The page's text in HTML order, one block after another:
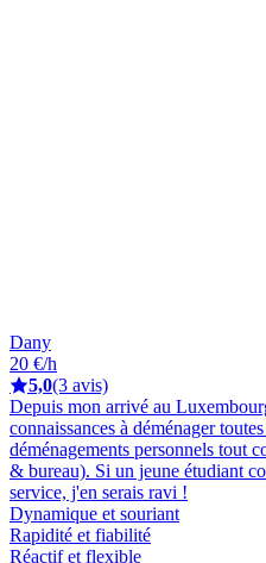
Dany
20 €/h
5,0(3 avis)
Depuis mon arrivé au
connaissances à déménager
déménagements personnels tout
& bureau). Si un jeune étudiant
service, j'en serais ravi !
Dynamique et souriant
Rapidité et fiabilité
Réactif et flexible